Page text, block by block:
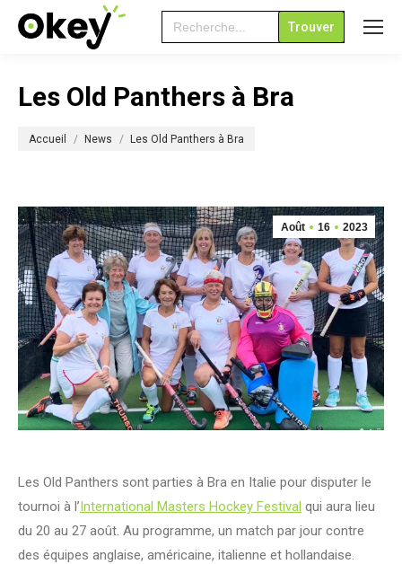
Search
for:
Les Old Panthers à Bra
Accueil News Les Old Panthers à Bra
Août 16 2023
Les Old Panthers sont parties à Bra en Italie pour disputer le
tournoi à l’International Masters Hockey Festival qui aura lieu
du 20 au 27 août. Au programme, un match par jour contre
des équipes anglaise, américaine, italienne et hollandaise.